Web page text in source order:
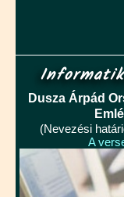
Dusza Árpád
(Nevezési
A